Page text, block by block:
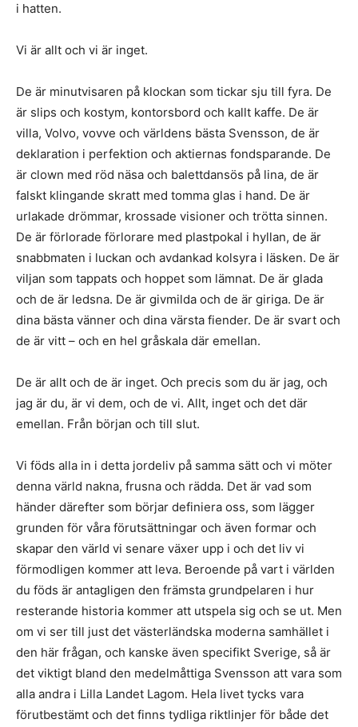
i hatten.
Vi är allt och vi är inget.
De är minutvisaren på klockan som tickar sju till fyra. De
är slips och kostym, kontorsbord och kallt kaffe. De är
villa, Volvo, vovve och världens bästa Svensson, de är
deklaration i perfektion och aktiernas fondsparande. De
är clown med röd näsa och balettdansös på lina, de är
falskt klingande skratt med tomma glas i hand. De är
urlakade drömmar, krossade visioner och trötta sinnen.
De är förlorade förlorare med plastpokal i hyllan, de är
snabbmaten i luckan och avdankad kolsyra i läsken. De är
viljan som tappats och hoppet som lämnat. De är glada
och de är ledsna. De är givmilda och de är giriga. De är
dina bästa vänner och dina värsta fiender. De är svart och
de är vitt – och en hel gråskala där emellan.
De är allt och de är inget. Och precis som du är jag, och
jag är du, är vi dem, och de vi. Allt, inget och det där
emellan. Från början och till slut.
Vi föds alla in i detta jordeliv på samma sätt och vi möter
denna värld nakna, frusna och rädda. Det är vad som
händer därefter som börjar definiera oss, som lägger
grunden för våra förutsättningar och även formar och
skapar den värld vi senare växer upp i och det liv vi
förmodligen kommer att leva. Beroende på vart i världen
du föds är antagligen den främsta grundpelaren i hur
resterande historia kommer att utspela sig och se ut. Men
om vi ser till just det västerländska moderna samhället i
den här frågan, och kanske även specifikt Sverige, så är
det viktigt bland den medelmåttiga Svensson att vara som
alla andra i Lilla Landet Lagom. Hela livet tycks vara
förutbestämt och det finns tydliga riktlinjer för både det